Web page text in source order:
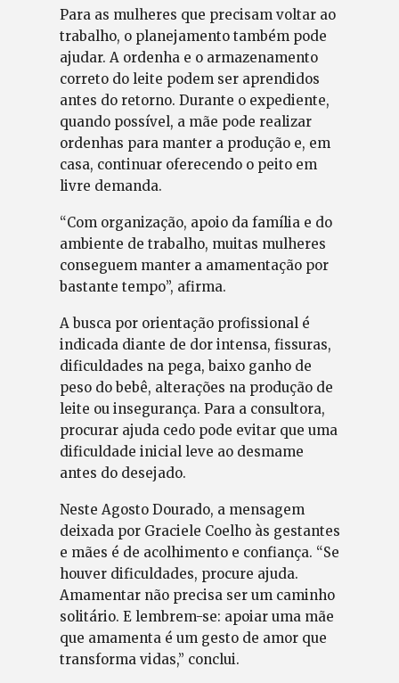
Para as mulheres que precisam voltar ao
trabalho, o planejamento também pode
ajudar. A ordenha e o armazenamento
correto do leite podem ser aprendidos
antes do retorno. Durante o expediente,
quando possível, a mãe pode realizar
ordenhas para manter a produção e, em
casa, continuar oferecendo o peito em
livre demanda.
“Com organização, apoio da família e do
ambiente de trabalho, muitas mulheres
conseguem manter a amamentação por
bastante tempo”, afirma.
A busca por orientação profissional é
indicada diante de dor intensa, fissuras,
dificuldades na pega, baixo ganho de
peso do bebê, alterações na produção de
leite ou insegurança. Para a consultora,
procurar ajuda cedo pode evitar que uma
dificuldade inicial leve ao desmame
antes do desejado.
Neste Agosto Dourado, a mensagem
deixada por Graciele Coelho às gestantes
e mães é de acolhimento e confiança. “Se
houver dificuldades, procure ajuda.
Amamentar não precisa ser um caminho
solitário. E lembrem-se: apoiar uma mãe
que amamenta é um gesto de amor que
transforma vidas,” conclui.